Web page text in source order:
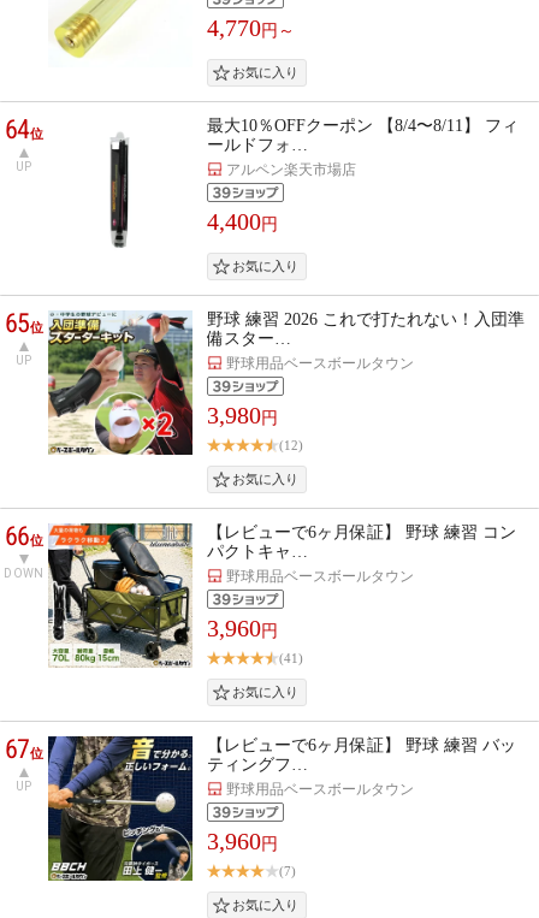
4,770円～
64位
UP
最大10％OFFクーポン 【8/4〜8/11】 フィ
ールドフォ…
アルペン楽天市場店
4,400円
65位
UP
野球 練習 2026 これで打たれない！入団準
備スター…
野球用品ベースボールタウン
3,980円
(12)
66位
DOWN
【レビューで6ヶ月保証】 野球 練習 コン
パクトキャ…
野球用品ベースボールタウン
3,960円
(41)
67位
UP
【レビューで6ヶ月保証】 野球 練習 バッ
ティングフ…
野球用品ベースボールタウン
3,960円
(7)